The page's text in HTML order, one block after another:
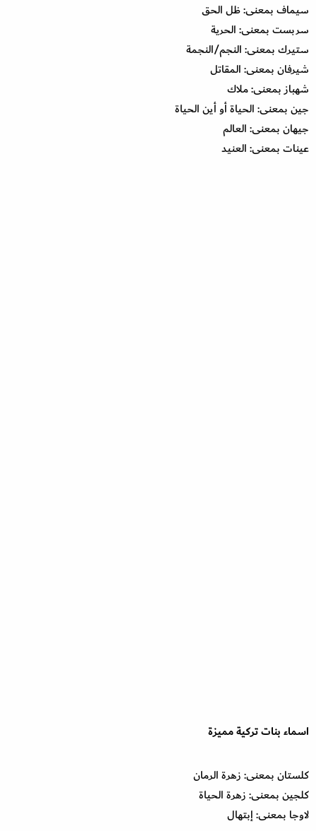
سيماف بمعنى: ظل الحق
سربست بمعنى: الحرية
ستيرك بمعنى: النجم/النجمة
شيرفان بمعنى: المقاتل
شهباز بمعنى: ملاك
جين بمعنى: الحياة أو أين الحياة
جيهان بمعنى: العالم
عينات بمعنى: العنيد
اسماء بنات تركية مميزة
كلستان بمعنى: زهرة الرمان
كلجين بمعنى: زهرة الحياة
لاوجا بمعنى: إبتهال